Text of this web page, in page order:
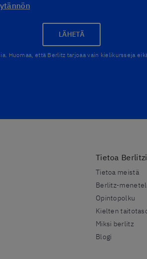
LÄHETÄ
Huomaa, että Berlitz tarjoaa vain kielikursseja
Tietoa
Tietoa meistä
Berlitz-
Opintopolku
Kielten
Miksi berlitz
Blogi